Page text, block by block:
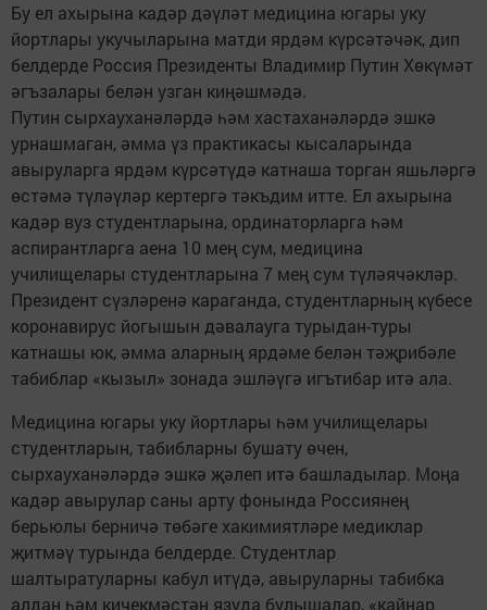
Бу ел ахырына кадәр дәүләт медицина югары уку
йортлары укучыларына матди ярдәм күрсәтәчәк, дип
белдерде Россия Президенты Владимир Путин Хөкүмәт
әгъзалары белән узган киңәшмәдә.
Путин сырхауханәләрдә һәм хастаханәләрдә эшкә
урнашмаган, әмма үз практикасы кысаларында
авыруларга ярдәм күрсәтүдә катнаша торган яшьләргә
өстәмә түләүләр кертергә тәкъдим итте. Ел ахырына
кадәр вуз студентларына, ординаторларга һәм
аспирантларга аена 10 мең сум, медицина
училищелары студентларына 7 мең сум түләячәкләр.
Президент сүзләренә караганда, студентларның күбесе
коронавирус йогышын дәвалауга турыдан-туры
катнашы юк, әмма аларның ярдәме белән тәҗрибәле
табиблар «кызыл» зонада эшләүгә игътибар итә ала.
Медицина югары уку йортлары һәм училищелары
студентларын, табибларны бушату өчен,
сырхауханәләрдә эшкә җәлеп итә башладылар. Моңа
кадәр авырулар саны арту фонында Россиянең
берьюлы берничә төбәге хакимиятләре медиклар
җитмәү турында белдерде. Студентлар
шалтыратуларны кабул итүдә, авыруларны табибка
алдан һәм кичекмәстән язуда булышалар, «кайнар